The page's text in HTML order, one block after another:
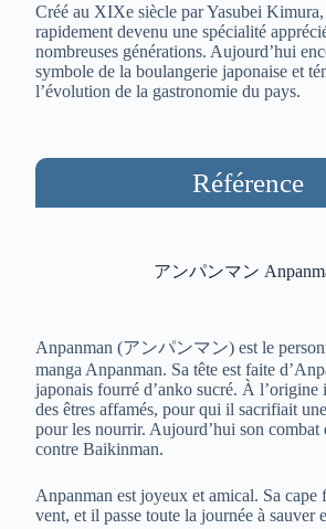
Créé au XIXe siècle par Yasubei
rapidement devenu une spécialité
nombreuses générations. Aujourd’hui
symbole de la boulangerie japonaise et
l’évolution de la gastronomie du pays.
Référence
アンパンマン
Anpanman (アンパンマン) est le
manga Anpanman. Sa tête est faite
japonais fourré d’anko sucré. À l’origine
des êtres affamés, pour qui il sacrifiait
pour les nourrir. Aujourd’hui son combat
contre Baikinman.
Anpanman est joyeux et amical. Sa cape
vent, et il passe toute la journée à sauver